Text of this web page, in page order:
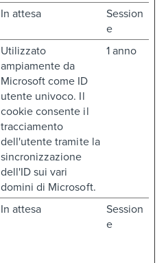
In attesa
Session
e
Utilizzato
ampiamente da
Microsoft come ID
utente univoco. Il
cookie consente il
tracciamento
dell'utente tramite la
sincronizzazione
dell'ID sui vari
domini di Microsoft.
1 anno
In attesa
Session
e